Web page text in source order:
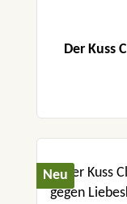
Der Kuss
Neu